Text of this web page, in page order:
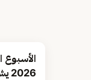
الأسبوع
2026 يشهد حسم ثلاث بطولات